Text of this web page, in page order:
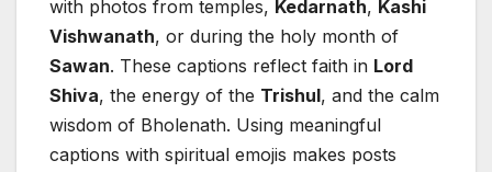
with photos from temples, Kedarnath, Kashi
Vishwanath, or during the holy month of
Sawan. These captions reflect faith in Lord
Shiva, the energy of the Trishul, and the calm
wisdom of Bholenath. Using meaningful
captions with spiritual emojis makes posts